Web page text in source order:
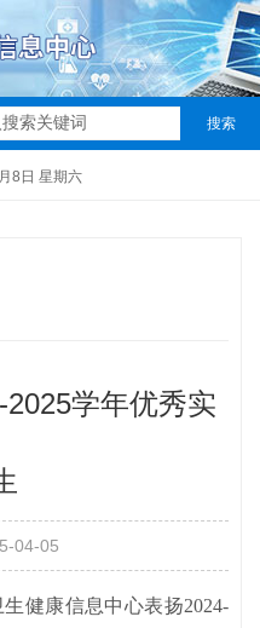
搜索
8日 星期六
学年优秀实
04-05
健康信息中心表扬2024-